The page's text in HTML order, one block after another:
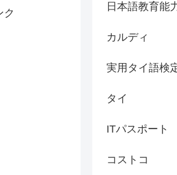
ク
日本語教育能
カルディ
実用タイ語検
タイ
ITパスポート
コストコ